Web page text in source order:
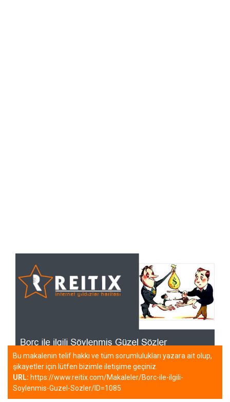
Bu makalenin telif hakkı ve tüm sorumlulukları yazara ait olup,
şikayetler için lütfen bizimle iletişime geçiniz.
URL: https://www.reitix.com/Makaleler/Borc-ile-ilgili-
Soylenmis-Guzel-Sozler/ID=1085